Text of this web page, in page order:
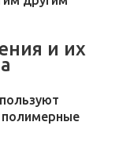
и их
полимерные